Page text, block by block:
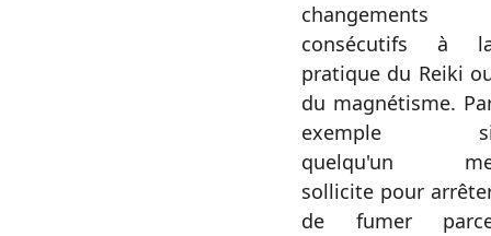
changements
consécutifs à
pratique du Reiki
du magnétisme.
exemple
quelqu'un
sollicite pour
de fumer